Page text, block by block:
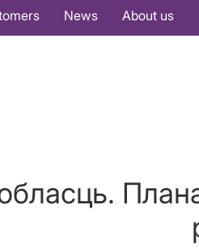
News About us